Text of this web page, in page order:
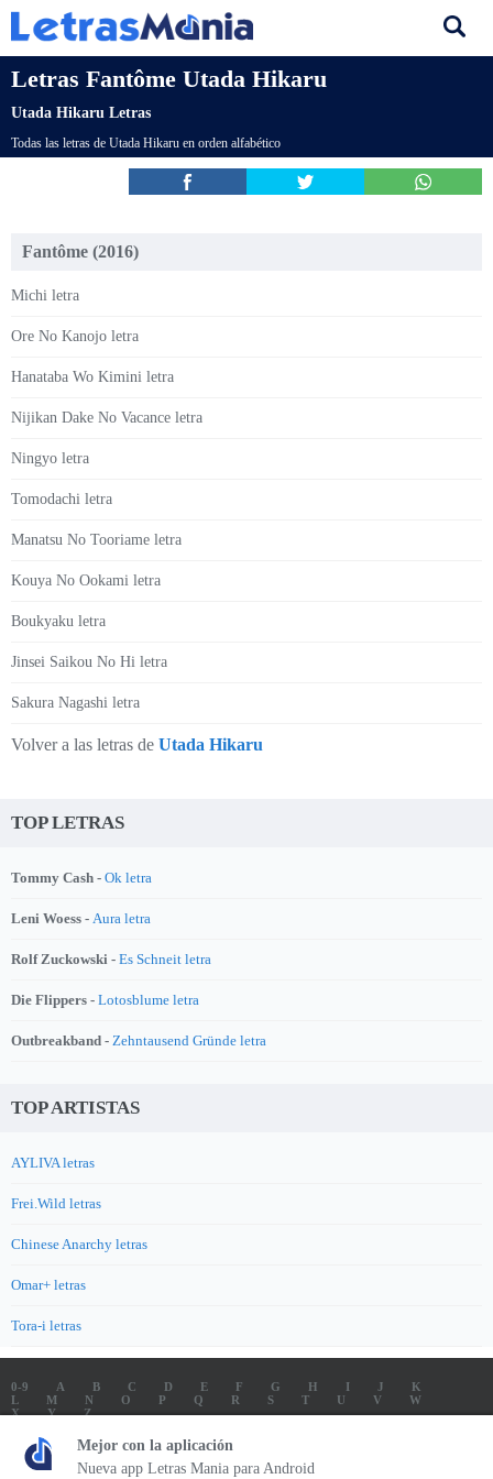
Letras Fantôme Utada Hikaru
Utada Hikaru Letras
Todas las letras de Utada Hikaru en orden alfabético
Fantôme (2016)
Michi letra
Ore No Kanojo letra
Hanataba Wo Kimini letra
Nijikan Dake No Vacance letra
Ningyo letra
Tomodachi letra
Manatsu No Tooriame letra
Kouya No Ookami letra
Boukyaku letra
Jinsei Saikou No Hi letra
Sakura Nagashi letra
Volver a las letras de Utada Hikaru
TOP LETRAS
Tommy Cash - Ok letra
Leni Woess - Aura letra
Rolf Zuckowski - Es Schneit letra
Die Flippers - Lotosblume letra
Outbreakband - Zehntausend Gründe letra
TOP ARTISTAS
AYLIVA letras
Frei.Wild letras
Chinese Anarchy letras
Omar+ letras
Tora-i letras
0-9 A B C D E F G H I J
K
L
M N O P Q R S T U V
W
X
Y
Z
LETRAS
SOUNDTRACK LETRAS
TOP 100 LETRAS
ENVIA LETRAS
Letrasmania.com - Copyright © 2026 - All Rights Reserved
Mejor con la aplicación
Nueva app Letras Mania para Android